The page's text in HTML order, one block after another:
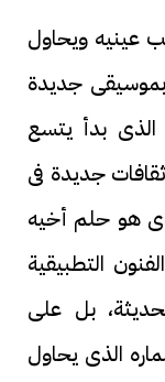
عينيه ويحاول
جديدة
الذى بدأ يتسع
جديدة فى
هو حلم أخيه
التطبيقية
بل على
الذى يحاول